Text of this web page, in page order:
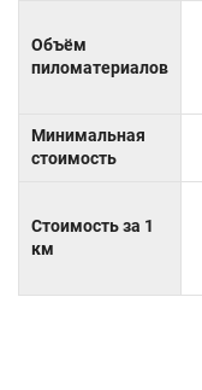
Объём
пиломатериалов
Минимальная
стоимость
Стоимость за 1
км